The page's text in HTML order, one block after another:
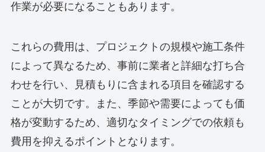
作業が必要になることもあります。
これらの費用は、プロジェクトの規模や施工条件
によって異なるため、事前に業者と詳細な打ち合
わせを行い、見積もりに含まれる項目を確認する
ことが大切です。また、季節や需要によっても価
格が変動するため、適切なタイミングでの依頼も
費用を抑えるポイントとなります。